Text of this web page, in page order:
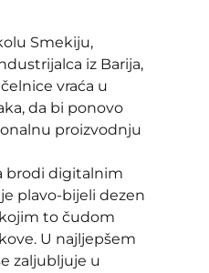
Smekiju,
iz Barija,
vraća u
da bi ponovo
proizvodnju
brodi digitalnim
plavo-bijeli dezen
to čudom
U najljepšem
zaljubljuje u